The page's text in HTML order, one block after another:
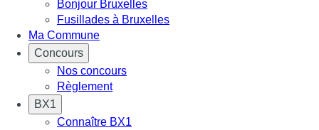
Bonjour Bruxelles
Fusillades à Bruxelles
Ma Commune
Concours
Nos concours
Règlement
BX1
Connaître BX1